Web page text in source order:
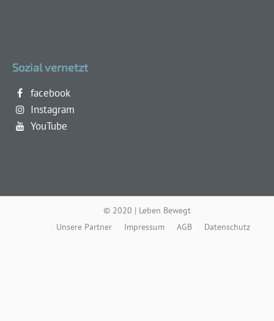
Sozial vernetzt
facebook
Instagram
YouTube
© 2020 | Leben Bewegt
Unsere Partner
Impressum AGB Datenschutz